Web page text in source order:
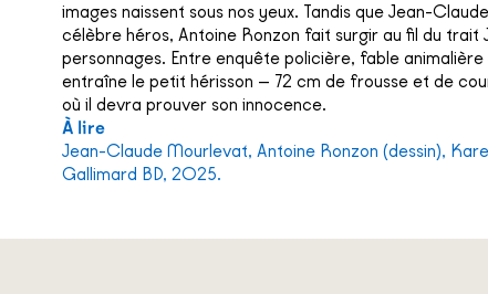
images naissent sous nos yeux. Tandis que Jean-
célèbre héros, Antoine Ronzon fait surgir au fil du
personnages. Entre enquête policière, fable
entraîne le petit hérisson — 72 cm de frousse et de
où il devra prouver son innocence.
À lire
Jean-Claude Mourlevat, Antoine Ronzon (dessin),
Gallimard BD, 2025.